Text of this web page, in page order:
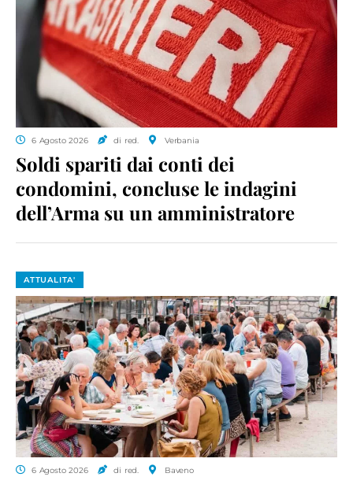
6 Agosto 2026 di red. Verbania
Soldi spariti dai conti dei
condomini, concluse le indagini
dell’Arma su un amministratore
ATTUALITA'
6 Agosto 2026 di red. Baveno